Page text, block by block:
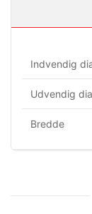
Indvendig
Udvendig
Bredde